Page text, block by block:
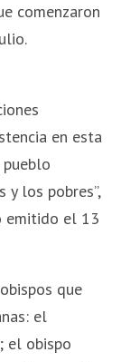
comenzaron
en esta
y los pobres”,
emitido el 13
que
el
el obispo